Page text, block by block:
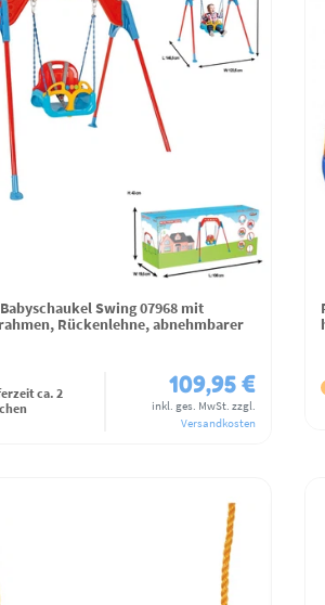
Swing 07968 mit
Rückenlehne, abnehmbarer
ca. 2
109,95 €
inkl. ges. MwSt. zzgl.
Versandkosten